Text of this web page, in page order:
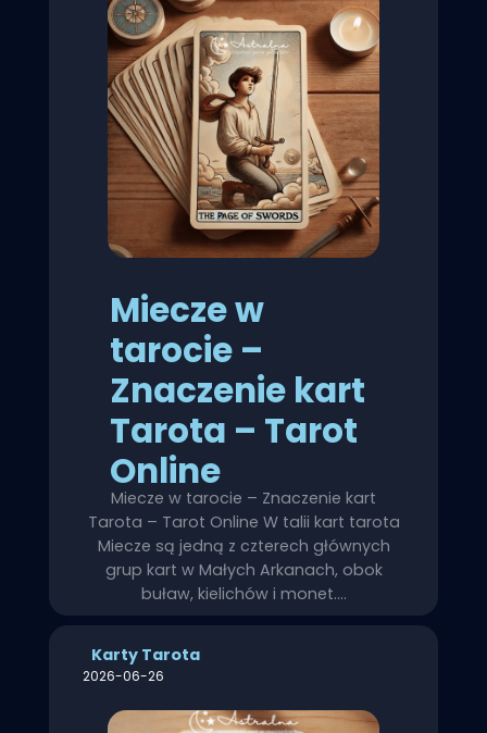
Miecze w
tarocie –
Znaczenie kart
Tarota – Tarot
Online
Miecze w tarocie – Znaczenie kart
Tarota – Tarot Online W talii kart tarota
Miecze są jedną z czterech głównych
grup kart w Małych Arkanach, obok
buław, kielichów i monet.…
Karty Tarota
2026-06-26